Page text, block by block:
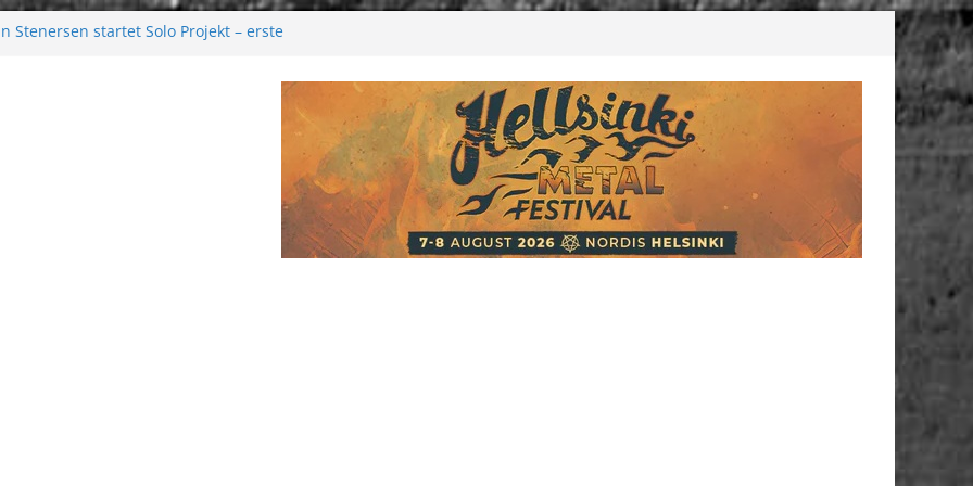
Stenersen startet Solo Projekt – erste